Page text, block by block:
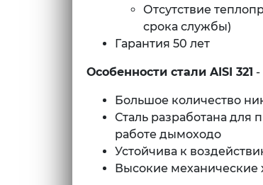
Отсутствие
срока службы)
Гарантия 50 лет
Особенности стали AISI 321 -
Большое количество
Сталь разработана
работе дымоходо
Устойчива к
Высокие механические